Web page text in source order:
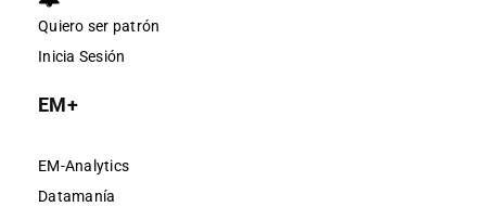
Quiero ser patrón
Inicia Sesión
EM+
EM-Analytics
Datamanía